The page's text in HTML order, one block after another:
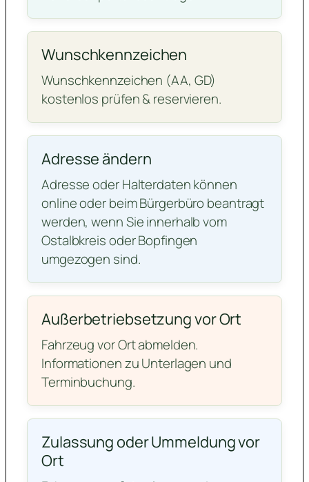
Wunschkennzeichen
Wunschkennzeichen (AA, GD)
kostenlos prüfen & reservieren.
Adresse ändern
Adresse oder Halterdaten können
online oder beim Bürgerbüro beantragt
werden, wenn Sie innerhalb vom
Ostalbkreis oder Bopfingen
umgezogen sind.
Außerbetriebsetzung vor Ort
Fahrzeug vor Ort abmelden.
Informationen zu Unterlagen und
Terminbuchung.
Zulassung oder Ummeldung vor
Ort